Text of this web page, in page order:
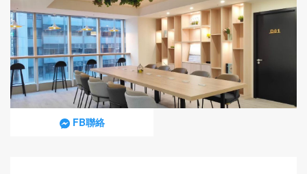
務與設備，搭配明亮舒適的裝潢設計，提供專業、便
利且高效的工作環境，助您專注實現事業目標。 現在
下定，即能以實惠價格，擁有設備齊全的辦公室與核
心地段門牌，提供公司登記、信件代收等全方位支
援，全面提升企業形象與...
FB聯絡